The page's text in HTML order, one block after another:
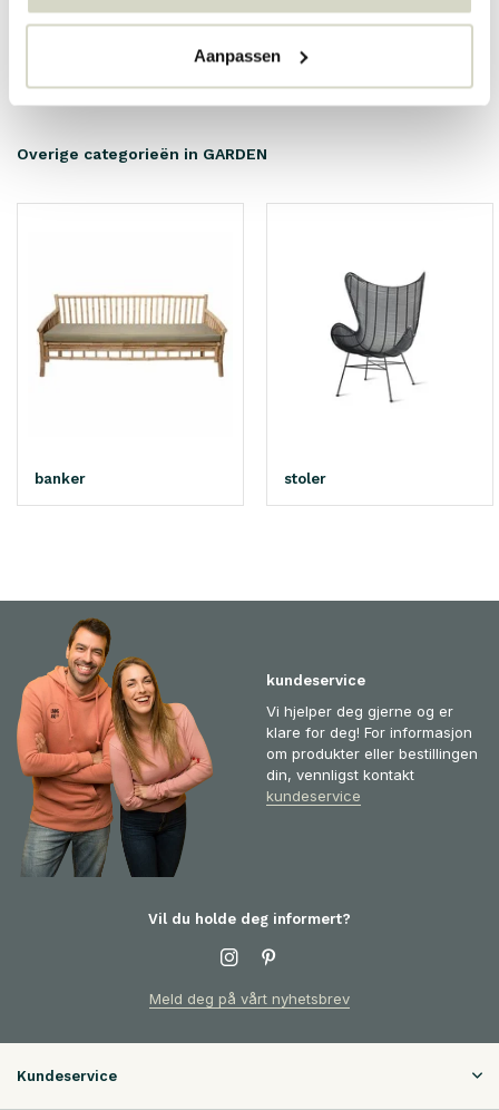
Aanpassen
Overige categorieën in GARDEN
banker stoler
kundeservice
Vi hjelper deg gjerne og er
klare for deg! For informasjon
om produkter eller bestillingen
din, vennligst kontakt
kundeservice
Vil du holde deg informert?
Meld deg på vårt nyhetsbrev
Kundeservice